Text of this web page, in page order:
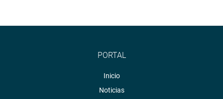
PORTAL
Inicio
Noticias